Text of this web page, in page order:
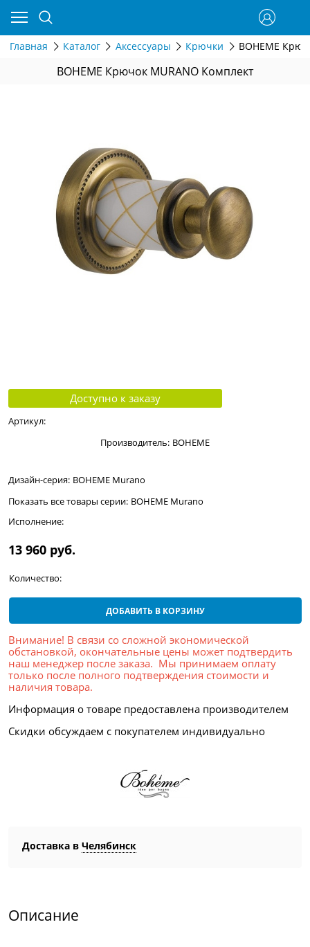
Главная Каталог Аксессуары Крючки BOHEME
BOHEME Крючок MURANO Комплект
Доступно к заказу
Артикул:
Производитель: BOHEME
Дизайн-серия: BOHEME Murano
Показать все товары серии: BOHEME Murano
Исполнение:
13 960 руб.
Количество:
ДОБАВИТЬ В КОРЗИНУ
Внимание! В связи со сложной экономической
обстановкой, окончательные цены может подтвердить
наш менеджер после заказа. Мы принимаем оплату
только после полного подтверждения стоимости и
наличия товара.
Информация о товаре предоставлена производителем
Скидки обсуждаем с покупателем индивидуально
Доставка в Челябинск
Описание